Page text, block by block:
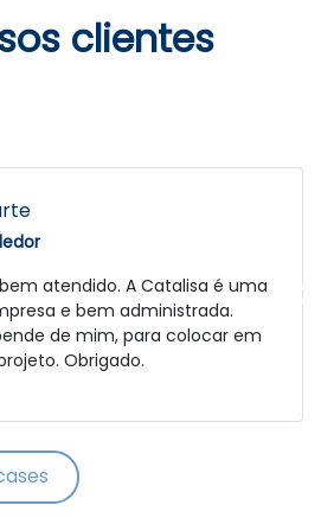
clientes
se elogiar foi a paciência e
da equipe frente aos
pela peculiaridade do
como no relacionamento com
e carreira destes jovens que
se mostraram especiais. Um
os aguarda!!! Parabéns! :D
atendido. A Catalisa é uma
e bem administrada.
de mim, para colocar em
Obrigado.